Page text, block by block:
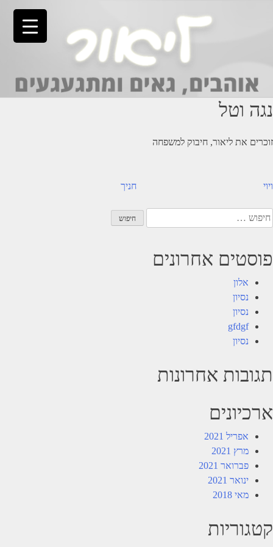
נגה וטל
זוכרים את ליאור, חיבוק למשפחה
ניווט חניך ויוי
חיפוש:
פוסטים אחרונים
אלון
נסיון
נסיון
gfdgf
נסיון
תגובות אחרונות
ארכיונים
אפריל 2021
מרץ 2021
פברואר 2021
ינואר 2021
מאי 2018
קטגוריות